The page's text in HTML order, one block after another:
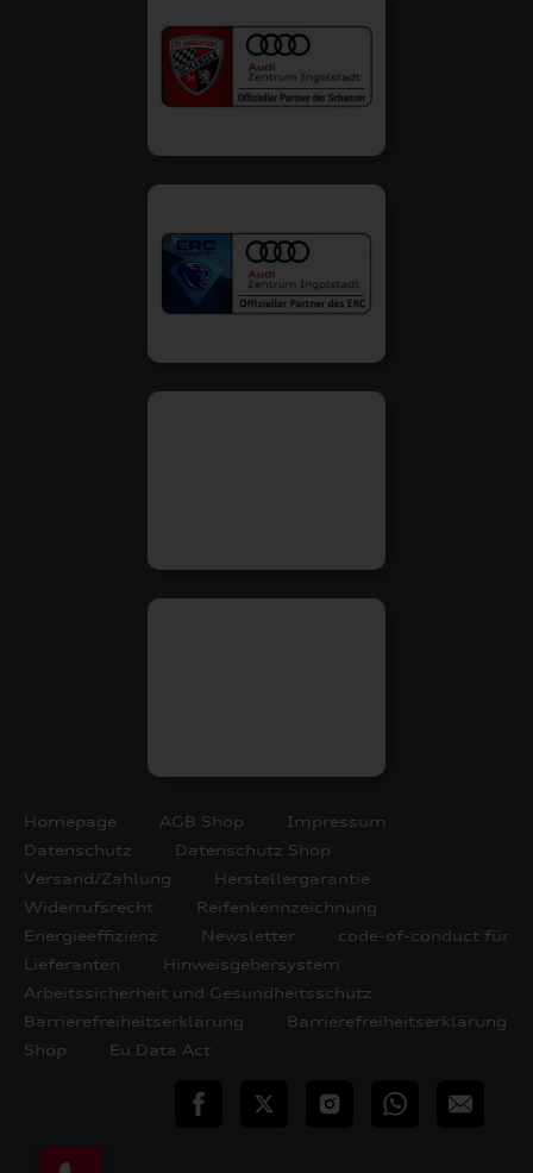
Homepage AGB Shop
Impressum
Datenschutz
Datenschutz Shop
Versand/Zahlung
Herstellergarantie
Widerrufsrecht
Reifenkennzeichnung
Energieeffizienz
Newsletter
code-of-conduct für
Lieferanten
Hinweisgebersystem
Arbeitssicherheit und Gesundheitsschutz
Barrierefreiheitserklärung
Barrierefreiheitserklärung
Shop
Eu Data Act
teilen Twitter InstagramWhatsApp
E-